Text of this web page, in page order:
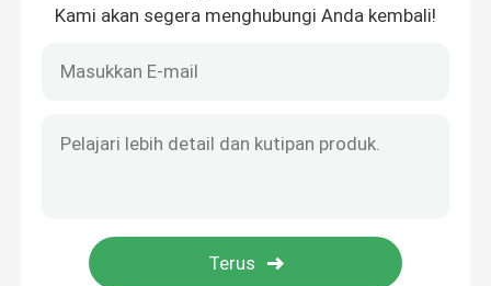
Kami akan segera menghubungi Anda kembali!